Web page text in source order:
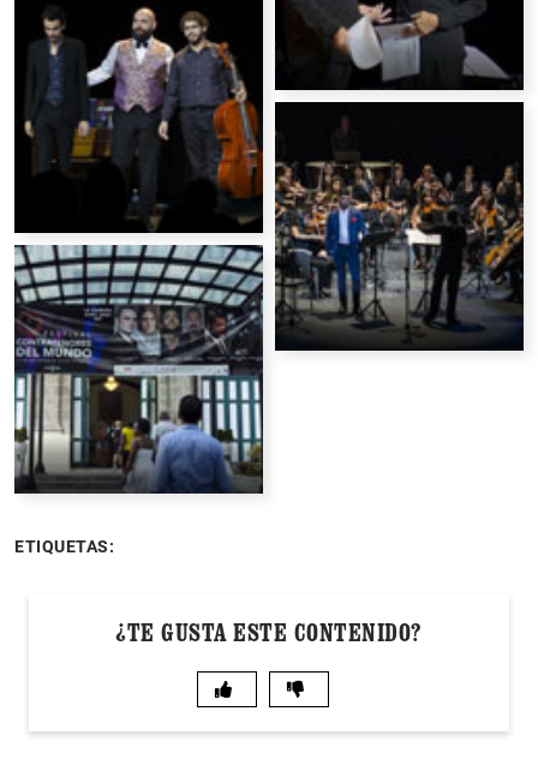
ETIQUETAS:
¿TE GUSTA ESTE CONTENIDO?